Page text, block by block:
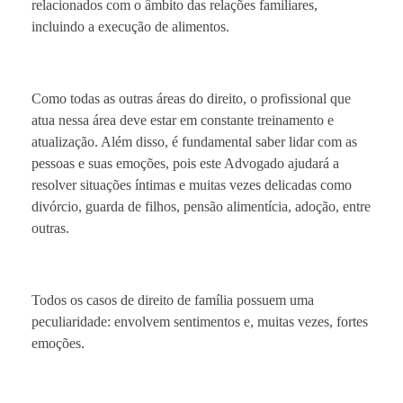
relacionados com o âmbito das relações familiares,
incluindo a execução de alimentos.
Como todas as outras áreas do direito, o profissional que
atua nessa área deve estar em constante treinamento e
atualização. Além disso, é fundamental saber lidar com as
pessoas e suas emoções, pois este Advogado ajudará a
resolver situações íntimas e muitas vezes delicadas como
divórcio, guarda de filhos, pensão alimentícia, adoção, entre
outras.
Todos os casos de direito de família possuem uma
peculiaridade: envolvem sentimentos e, muitas vezes, fortes
emoções.